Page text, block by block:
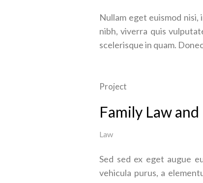
Nullam eget euismod
nibh, viverra quis
scelerisque in quam.
Project
Family Law
Law
Sed sed ex eget augue
vehicula purus, a